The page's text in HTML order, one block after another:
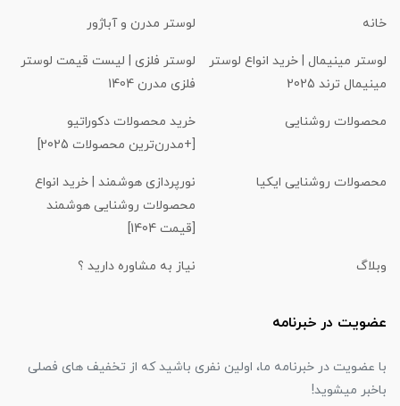
خانه لوستر مدرن و آباژور
لوستر مینیمال | خرید انواع لوستر
مینیمال ترند 2025
لوستر فلزی | لیست قیمت لوستر
فلزی مدرن 1404
محصولات روشنایی
خرید محصولات دکوراتیو
[+مدرن‌ترین محصولات 2025]
محصولات روشنایی ایکیا
نورپردازی هوشمند | خرید انواع
محصولات روشنایی هوشمند
[قیمت 1404]
وبلاگ نیاز به مشاوره دارید ؟
عضویت در خبرنامه
با عضویت در خبرنامه ما، اولین نفری باشید که از تخفیف های فصلی
باخبر میشوید!